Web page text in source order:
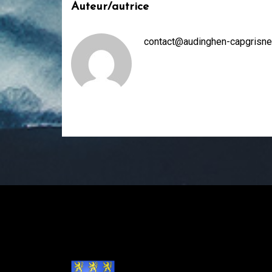
Auteur/autrice
contact@audinghen-